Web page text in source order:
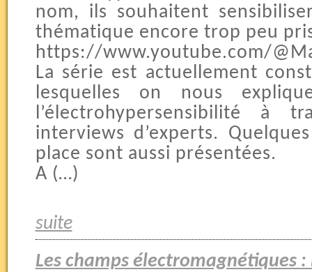
nom, ils souhaitent
thématique encore trop peu
https://www.youtube.com/
La série est actuellement
lesquelles on nous
l’électrohypersensibilité à
interviews d’experts.
place sont aussi présentées.
A (…)
suite
Les champs électromagnétiques :